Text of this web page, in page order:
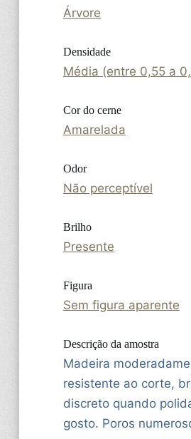
Árvore
Densidade
Média (entre 0,55 a
Cor do cerne
Amarelada
Odor
Não perceptível
Brilho
Presente
Figura
Sem figura aparente
Descrição da amostra
Madeira
resistente ao corte,
discreto quando
gosto. Poros